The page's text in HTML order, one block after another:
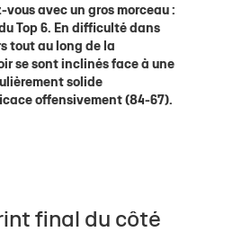
avec un gros morceau :
Top 6. En difficulté dans
tout au long de la
se sont inclinés face à une
solide
offensivement (84-67).
final du côté